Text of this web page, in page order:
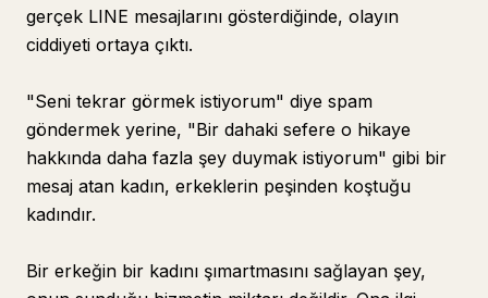
gerçek LINE mesajlarını gösterdiğinde, olayın
ciddiyeti ortaya çıktı.
"Seni tekrar görmek istiyorum" diye spam
göndermek yerine, "Bir dahaki sefere o hikaye
hakkında daha fazla şey duymak istiyorum" gibi bir
mesaj atan kadın, erkeklerin peşinden koştuğu
kadındır.
Bir erkeğin bir kadını şımartmasını sağlayan şey,